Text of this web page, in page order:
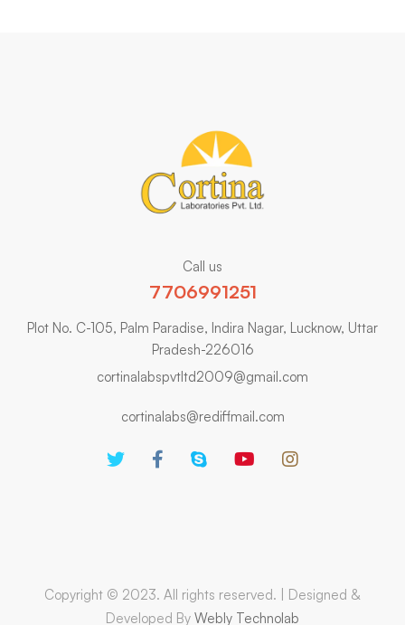
Call us
7706991251
Plot No. C-105, Palm Paradise, Indira Nagar, Lucknow, Uttar
Pradesh-226016
cortinalabspvtltd2009@gmail.com
cortinalabs@rediffmail.com
Copyright © 2023. All rights reserved. | Designed &
Developed By Webly Technolab